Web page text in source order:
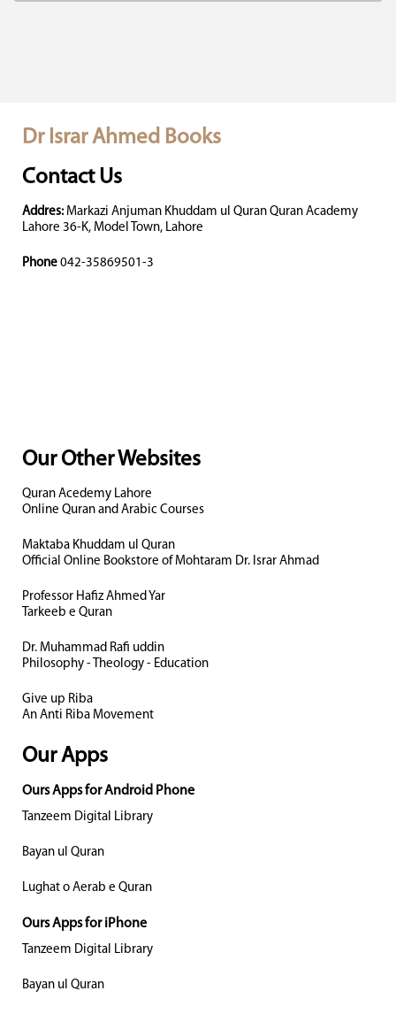
Dr Israr Ahmed Books
Contact Us
Addres: Markazi Anjuman Khuddam ul Quran Quran Academy
Lahore 36-K, Model Town, Lahore
Phone 042-35869501-3
Our Other Websites
Quran Acedemy Lahore
Online Quran and Arabic Courses
Maktaba Khuddam ul Quran
Official Online Bookstore of Mohtaram Dr. Israr Ahmad
Professor Hafiz Ahmed Yar
Tarkeeb e Quran
Dr. Muhammad Rafi uddin
Philosophy - Theology - Education
Give up Riba
An Anti Riba Movement
Our Apps
Ours Apps for Android Phone
Tanzeem Digital Library
Bayan ul Quran
Lughat o Aerab e Quran
Ours Apps for iPhone
Tanzeem Digital Library
Bayan ul Quran